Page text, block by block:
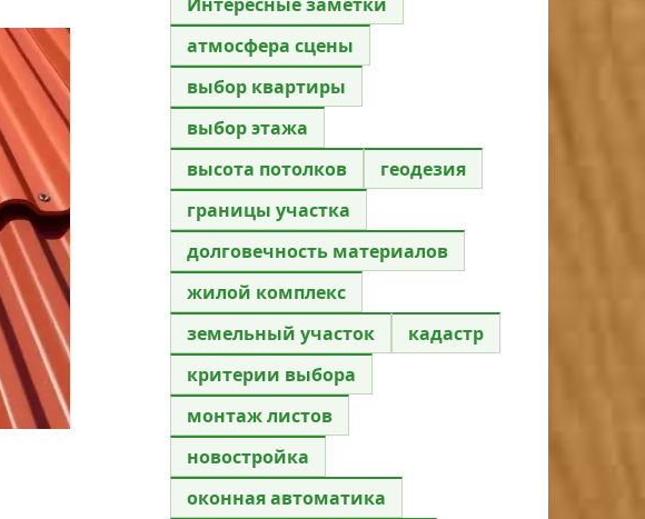
атмосфера сцены
выбор квартиры
выбор этажа
высота потолков
геодезия
границы участка
долговечность материалов
жилой комплекс
земельный участок
кадастр
критерии выбора
монтаж листов
новостройка
оконная автоматика